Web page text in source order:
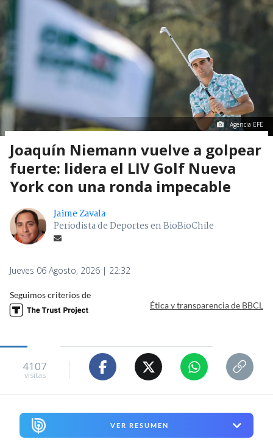
Agencia EFE
Joaquín Niemann vuelve a golpear
fuerte: lidera el LIV Golf Nueva
York con una ronda impecable
Jaime Zavala
Periodista de Deportes en BioBioChile
Jueves 06 Agosto, 2026 | 22:32
Seguimos criterios de
Ética y transparencia de BBCL
4107
visitas
VER RESUMEN